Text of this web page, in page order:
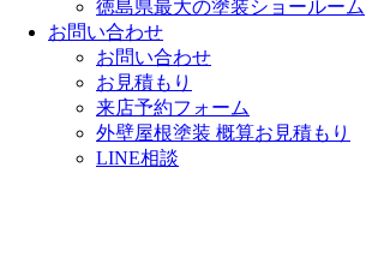
徳島県最大の塗装ショールーム
お問い合わせ
お問い合わせ
お見積もり
来店予約フォーム
外壁屋根塗装 概算お見積もり
LINE相談